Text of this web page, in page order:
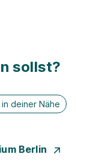
sollst?
deiner Nähe
Berlin